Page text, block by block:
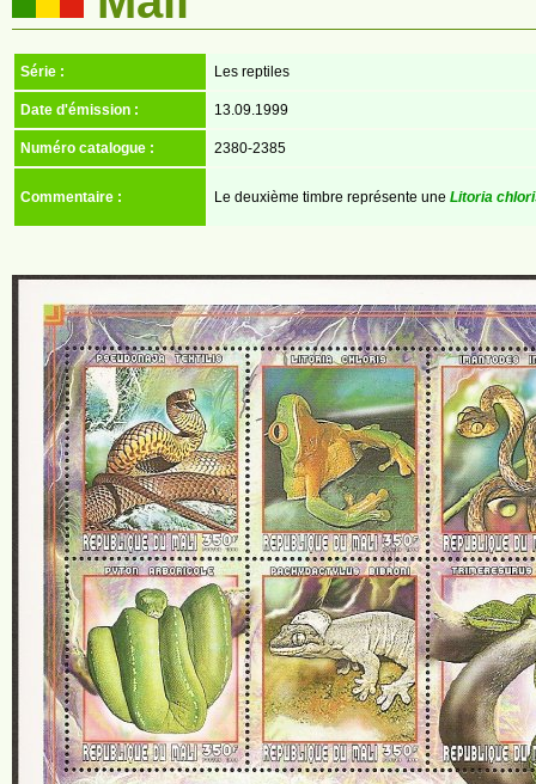
Série : Les reptiles
Date d'émission : 13.09.1999
Numéro catalogue : 2380-2385
Commentaire : Le deuxième timbre représente une Litoria